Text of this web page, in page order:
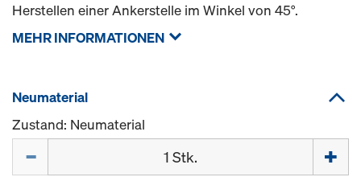
Herstellen einer Ankerstelle im Winkel von 45°.
MEHR INFORMATIONEN
Neumaterial
Zustand: Neumaterial